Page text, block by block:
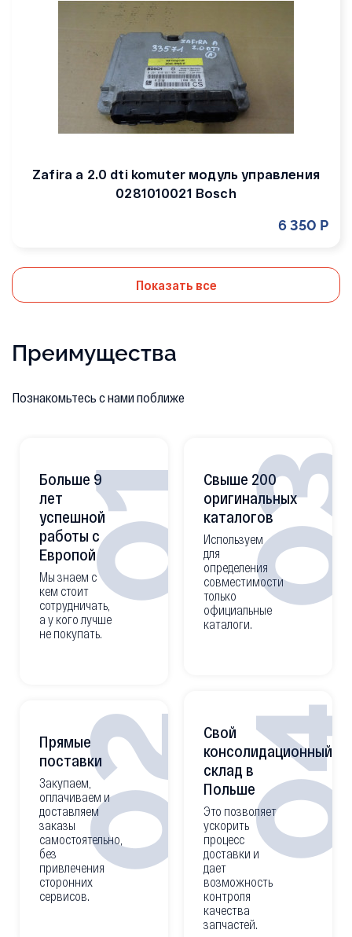
Zafira a 2.0 dti komuter модуль управления
0281010021 Bosch
6 350 Р
Показать все
Преимущества
Познакомьтесь с нами поближе
01
Больше 9
лет
успешной
работы с
Европой
Мы знаем с
кем стоит
сотрудничать,
а у кого лучше
не покупать.
02
Прямые
поставки
Закупаем,
оплачиваем и
доставляем
заказы
самостоятельно,
без
привлечения
сторонних
сервисов.
Свыше 200
оригинальных
каталогов
Используем
для
определения
совместимости
только
официальные
каталоги.
Свой
консолидационный
склад в
Польше
Это позволяет
ускорить
процесс
доставки и
дает
возможность
контроля
качества
запчастей.